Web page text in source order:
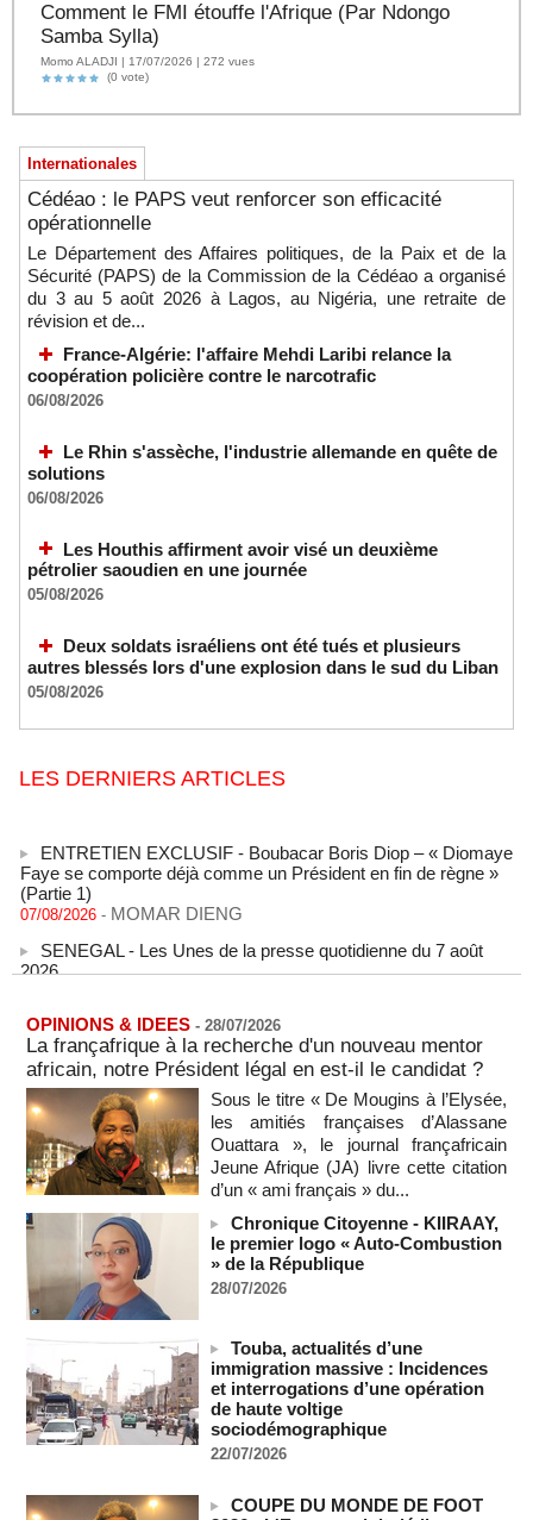
Comment le FMI étouffe l'Afrique (Par Ndongo
Samba Sylla)
Momo ALADJI | 17/07/2026 | 272 vues
(0 vote)
Internationales
Cédéao : le PAPS veut renforcer son efficacité
opérationnelle
Le Département des Affaires politiques, de la Paix et de la
Sécurité (PAPS) de la Commission de la Cédéao a organisé
du 3 au 5 août 2026 à Lagos, au Nigéria, une retraite de
révision et de...
France-Algérie: l'affaire Mehdi Laribi relance la
coopération policière contre le narcotrafic
06/08/2026
Le Rhin s'assèche, l'industrie allemande en quête de
solutions
06/08/2026
Les Houthis affirment avoir visé un deuxième
pétrolier saoudien en une journée
05/08/2026
Deux soldats israéliens ont été tués et plusieurs
autres blessés lors d'une explosion dans le sud du Liban
05/08/2026
LES DERNIERS ARTICLES
Faye se comporte déjà comme un Président en fin de règne »
(Partie 1)
07/08/2026
2026
07/08/2026 -MOMO ALADJI
dans la province de Kerman
06/08/2026 -
Cédéao : le PAPS veut renforcer son efficacité opérationnelle
06/08/2026 -
L'armée nigériane obtient une hausse salariale historique
06/08/2026 -
Au Nigeria, plus de 300 victimes d’enlèvements ont été
libérées
06/08/2026 -
Au Nigeria, plus de 300 victimes d’enlèvements ont été
libérées
06/08/2026 -
Soutenir l’intégrité de l’information à Sao Tomé-et-Principe à
l’approche des élections
06/08/2026 -
Taïwan bloque un pont stratégique lors de la simulation d'une
Les Bourses mondiales suspendues au Moyen-Orient,
OPINIONS & IDEES - 28/07/2026
La françafrique à la recherche d'un nouveau mentor
africain, notre Président légal en est-il le candidat ?
Sous le titre « De Mougins à l’Elysée,
les amitiés françaises d’Alassane
Ouattara », le journal françafricain
Jeune Afrique (JA) livre cette citation
d’un « ami français » du...
Chronique Citoyenne - KIIRAAY,
le premier logo « Auto-Combustion
» de la République
28/07/2026
Touba, actualités d’une
immigration massive : Incidences
et interrogations d’une opération
de haute voltige
sociodémographique
22/07/2026
COUPE DU MONDE DE FOOT